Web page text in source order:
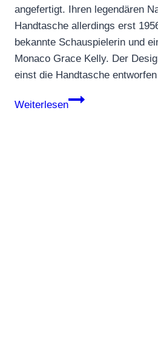
angefertigt. Ihren legendären
Handtasche allerdings erst
bekannte Schauspielerin und
Monaco Grace Kelly. Der
einst die Handtasche
Weiterlesen
Die